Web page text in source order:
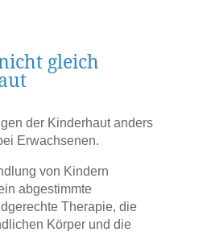
gleich
der Kinderhaut anders
Erwachsenen.
von Kindern
abgestimmte
Therapie, die
Körper und die